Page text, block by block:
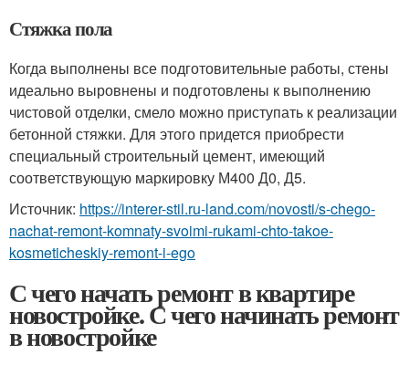
Стяжка пола
Когда выполнены все подготовительные работы, стены
идеально выровнены и подготовлены к выполнению
чистовой отделки, смело можно приступать к реализации
бетонной стяжки. Для этого придется приобрести
специальный строительный цемент, имеющий
соответствующую маркировку М400 Д0, Д5.
Источник: https://interer-stil.ru-land.com/novosti/s-chego-
nachat-remont-komnaty-svoimi-rukami-chto-takoe-
kosmeticheskiy-remont-i-ego
С чего начать ремонт в квартире
новостройке. С чего начинать ремонт
в новостройке